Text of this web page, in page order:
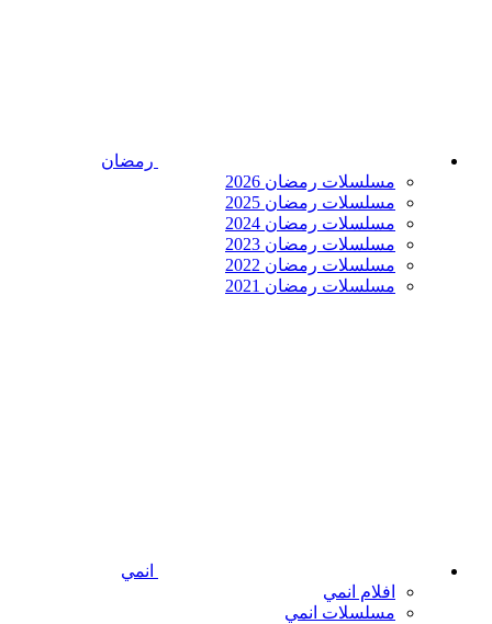
رمضان
مسلسلات رمضان 2026
مسلسلات رمضان 2025
مسلسلات رمضان 2024
مسلسلات رمضان 2023
مسلسلات رمضان 2022
مسلسلات رمضان 2021
انمي
افلام انمي
مسلسلات انمي